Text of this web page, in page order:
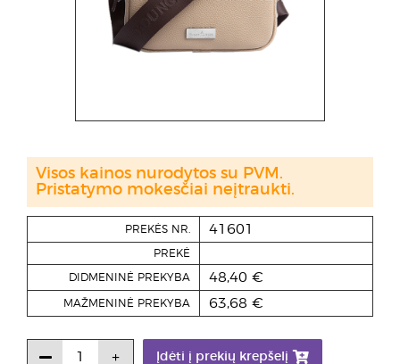
PREKĖS NR. 41601
PREKĖ
DIDMENINĖ PREKYBA 48,40 €
MAŽMENINĖ PREKYBA 63,68 €
Įdėti į prekių krepšelį
Visos kainos nurodytos su PVM.
Pristatymo mokesčiai neįtraukti.